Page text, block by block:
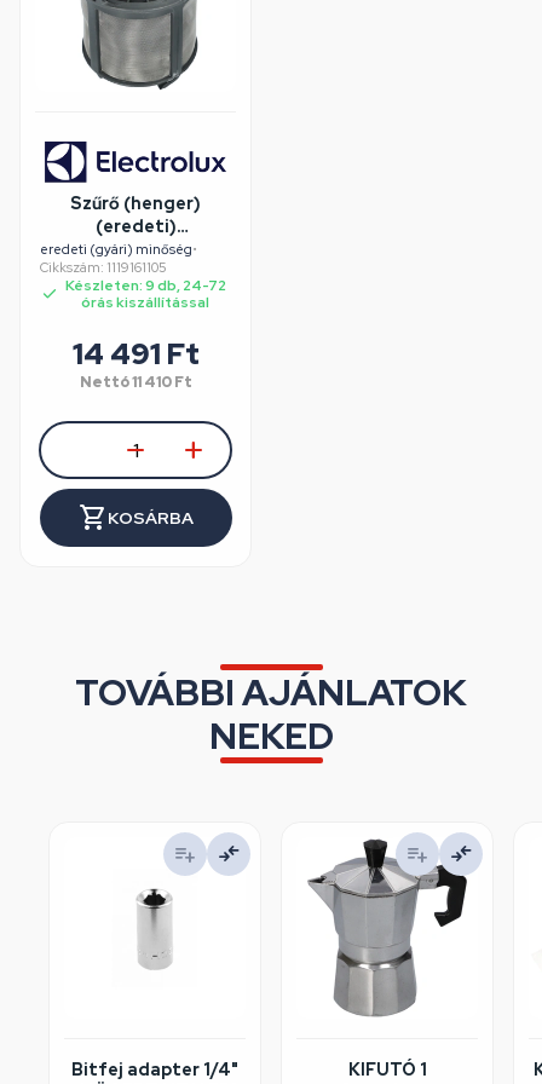
Szűrő (henger)
(eredeti)
ELECTROLUX
mosogatógép
eredeti (gyári) minőség•
Cikkszám: 1119161105
Készleten: 9 db, 24-72
órás kiszállítással
14 491 Ft
Nettó11 410 Ft
KOSÁRBA
TOVÁBBI AJÁNLATOK
NEKED
Bitfej adapter 1/4"
KIFUTÓ 1